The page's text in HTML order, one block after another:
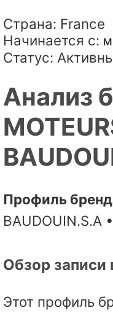
Страна: France
Начинается с: M
Статус:
Анализ
Профиль
BAUDOUIN.S.A
Обзор записи
Этот профиль